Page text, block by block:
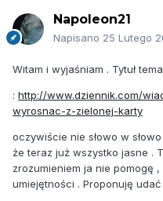
Napoleon21
Napisano 25 Lutego
Witam i wyjaśniam . Tytuł
: http://www.dziennik.com/
wyrosnac-z-zielonej-karty
oczywiście nie słowo w słowo
że teraz już wszystko jasne .
zrozumieniem ja nie pomogę
umiejętności . Proponuję